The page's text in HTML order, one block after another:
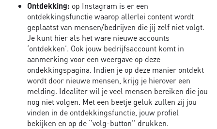
Ontdekking: op Instagram is er een
ontdekkingsfunctie waarop allerlei content wordt
geplaatst van mensen/bedrijven die jij zelf niet volgt.
Je kunt hier als het ware nieuwe accounts
‘ontdekken’. Ook jouw bedrijfsaccount komt in
aanmerking voor een weergave op deze
ondekkingspagina. Indien je op deze manier ontdekt
wordt door nieuwe mensen, krijg je hierover een
melding. Idealiter wil je veel mensen bereiken die jou
nog niet volgen. Met een beetje geluk zullen zij jou
vinden in de ontdekkingsfunctie, jouw profiel
bekijken en op de ‘’volg-button’’ drukken.